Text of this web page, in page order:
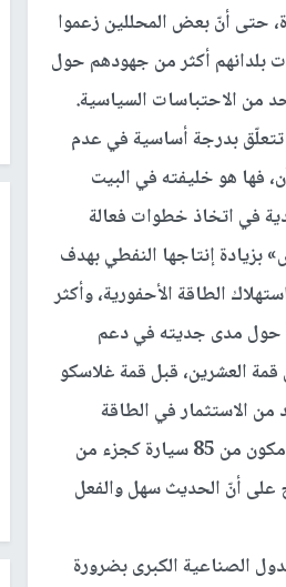
حتى أنّ بعض المحللين زعموا
بلدانهم أكثر من جهودهم حول
من الاحتباسات السياسية.
تتعلّق بدرجة أساسية في عدم
فها هو خليفته في البيت
في اتخاذ خطوات فعالة
إنتاجها النفطي بهدف
الطاقة الأحفورية، وأكثر
حول مدى جديته في دعم
العشرين، قبل قمة غلاسكو
من الاستثمار في الطاقة
الأحفورية بما فيها النفط، لكنه كان قد وصل إلى المؤتمر بأسطول من السيارات مكون من 85 سيارة كجزء من
على أنّ الحديث سهل والفعل
الصناعية الكبرى بضرورة